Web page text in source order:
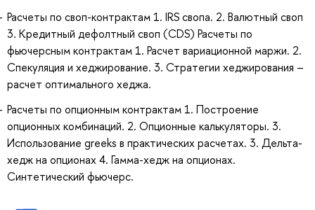
Расчеты по своп-контрактам 1. IRS свопа. 2. Валютный своп
3. Кредитный дефолтный своп (CDS) Расчеты по
фьючерсным контрактам 1. Расчет вариационной маржи. 2.
Спекуляция и хеджирование. 3. Стратегии хеджирования –
расчет оптимального хеджа.
Расчеты по опционным контрактам 1. Построение
опционных комбинаций. 2. Опционные калькуляторы. 3.
Использование greeks в практических расчетах. 3. Дельта-
хедж на опционах 4. Гамма-хедж на опционах.
Синтетический фьючерс.